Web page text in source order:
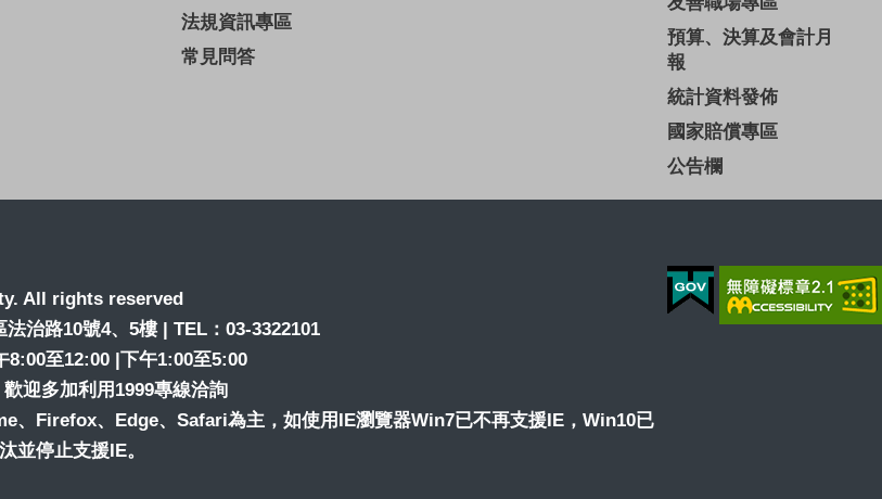
法規資訊專區
常見問答
預算、決算及會計月
報
統計資料發佈
國家賠償專區
公告欄
All rights reserved
法治路10號4、5樓 | TEL：03-3322101
8:00至12:00 |下午1:00至5:00
迎多加利用1999專線洽詢
、Firefox、Edge、Safari為主，如使用IE瀏覽器Win7已不再支援IE，Win10已
並停止支援IE。